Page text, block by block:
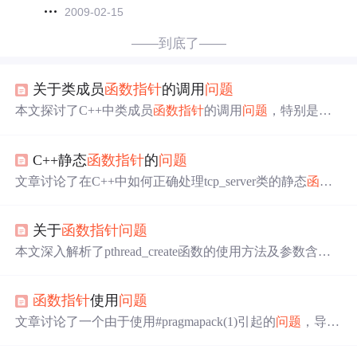
2009-02-15
——到底了——
关于类成员函数指针的调用 问题
本文探讨了C++中类成员函数指针的调用 问题 ，特别是当
c)，二是通过全局函数间接调用。
C++静态函数指针的问题
文章讨论了在C++中如何正确处理tcp_server类的静态函数
数。关于函数指针问题
本文深入解析了pthread_create函数的使用方法及参数含
示了函数名作为指针的特殊行为。
函数指针使用 问题
文章讨论了一个由于使用#pragmapack(1)引起的问题 ，导致